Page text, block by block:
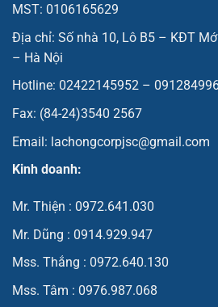
MST: 0106165629
Địa chỉ: Số nhà 10, Lô B5 – KĐT
– Hà Nội
Hotline: 02422145952 –
Fax: (84-24)3540 2567
Email: lachongcorpjsc@gmail.com
Kinh doanh:
Mr. Thiện : 0972.641.030
Mr. Dũng : 0914.929.947
Mss. Thắng : 0972.640.130
Mss. Tâm : 0976.987.068